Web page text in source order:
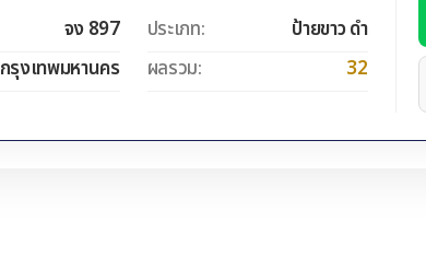
จง 897
กรุงเทพมหานคร
ประเภท:
ป้ายขาว ดำ
ผลรวม:
32